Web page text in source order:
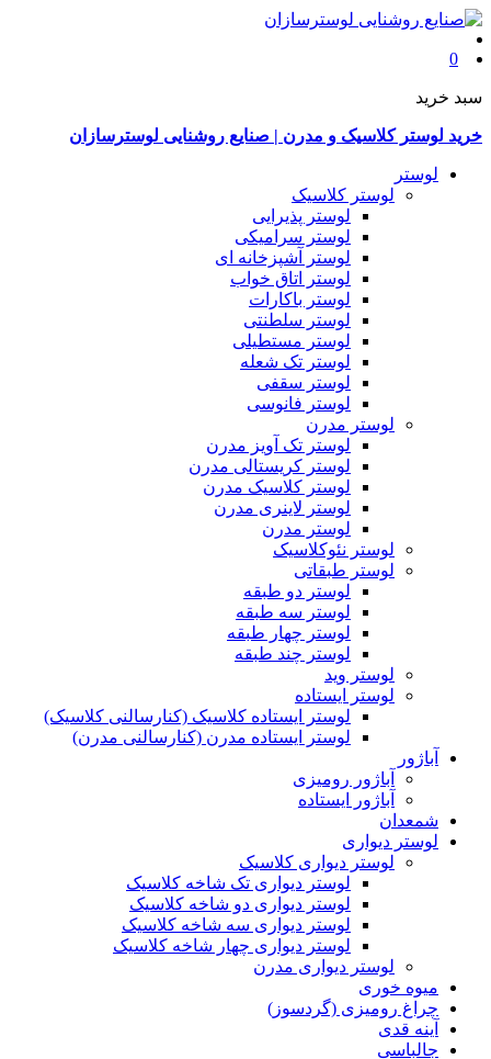
0
سبد خرید
خرید لوستر کلاسیک و مدرن | صنایع روشنایی لوسترسازان
لوستر
لوستر کلاسیک
لوستر پذیرایی
لوستر سرامیکی
لوستر آشپزخانه ای
لوستر اتاق خواب
لوستر باکارات
لوستر سلطنتی
لوستر مستطیلی
لوستر تک شعله
لوستر سقفی
لوستر فانوسی
لوستر مدرن
لوستر تک آویز مدرن
لوستر کریستالی مدرن
لوستر کلاسیک مدرن
لوستر لاینری مدرن
لوستر مدرن
لوستر نئوکلاسیک
لوستر طبقاتی
لوستر دو طبقه
لوستر سه طبقه
لوستر چهار طبقه
لوستر چند طبقه
لوستر وید
لوستر ایستاده
لوستر ایستاده کلاسیک (کنارسالنی کلاسیک)
لوستر ایستاده مدرن (کنارسالنی مدرن)
آباژور
آباژور رومیزی
آباژور ایستاده
شمعدان
لوستر دیواری
لوستر دیواری کلاسیک
لوستر دیواری تک شاخه کلاسیک
لوستر دیواری دو شاخه کلاسیک
لوستر دیواری سه شاخه کلاسیک
لوستر دیواری چهار شاخه کلاسیک
لوستر دیواری مدرن
میوه خوری
چراغ رومیزی (گردسوز)
آینه قدی
جالباسی